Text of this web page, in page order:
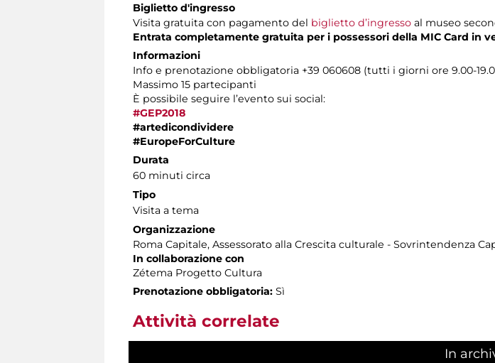
Biglietto d'ingresso
Visita gratuita con pagamento del biglietto d’ingresso al museo
Entrata completamente gratuita per i possessori della MIC Card in
Informazioni
Info e prenotazione obbligatoria +39 060608 (tutti i giorni ore 9.00-
Massimo 15 partecipanti
È possibile seguire l’evento sui social:
#GEP2018
#artedicondividere
#EuropeForCulture
Durata
60 minuti circa
Tipo
Visita a tema
Organizzazione
Roma Capitale, Assessorato alla Crescita culturale - Sovrintendenza
In collaborazione con
Zétema Progetto Cultura
Prenotazione obbligatoria: Sì
Attività correlate
In